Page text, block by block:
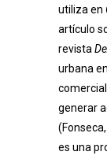
utiliza en
artículo
revista
urbana
generar
es una